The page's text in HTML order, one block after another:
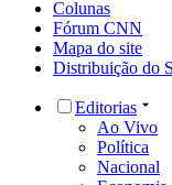
Colunas
Fórum CNN
Mapa do site
Distribuição do
Editorias
Ao Vivo
Política
Nacional